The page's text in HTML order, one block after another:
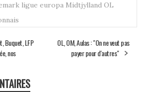
ligue europa Midtjylland OL
Buquet, LFP
nos
OL, OM, Aulas : "On ne veut pas
payer pour d'autres"